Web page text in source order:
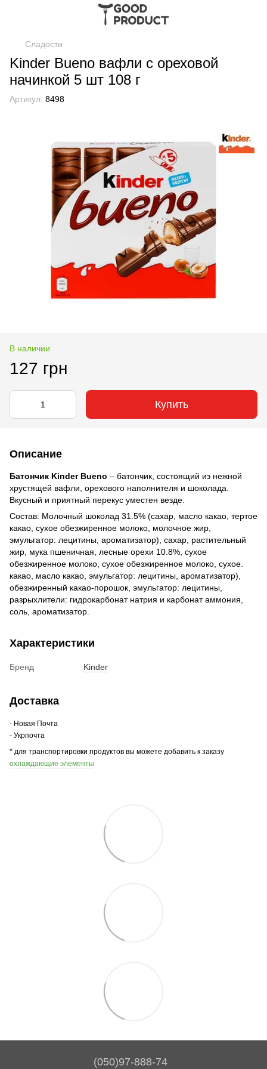
Сладости
Kinder Bueno вафли с ореховой
начинкой 5 шт 108 г
Артикул: 8498
В наличии
127 грн
Купить
Описание
Батончик Kinder Bueno – батончик, состоящий из нежной
хрустящей вафли, орехового наполнителя и шоколада.
Вкусный и приятный перекус уместен везде.
Состав: Молочный шоколад 31.5% (сахар, масло какао, тертое
какао, сухое обезжиренное молоко, молочное жир,
эмульгатор: лецитины, ароматизатор), сахар, растительный
жир, мука пшеничная, лесные орехи 10.8%, сухое
обезжиренное молоко, сухое обезжиренное молоко, сухое.
какао, масло какао, эмульгатор: лецитины, ароматизатор),
обезжиренный какао-порошок, эмульгатор: лецитины,
разрыхлители: гидрокарбонат натрия и карбонат аммония,
соль, ароматизатор.
Характеристики
Бренд Kinder
Доставка
- Новая Почта
- Укрпочта
* для транспортировки продуктов вы можете добавить к заказу
охлаждающие элементы
(050)97-888-74